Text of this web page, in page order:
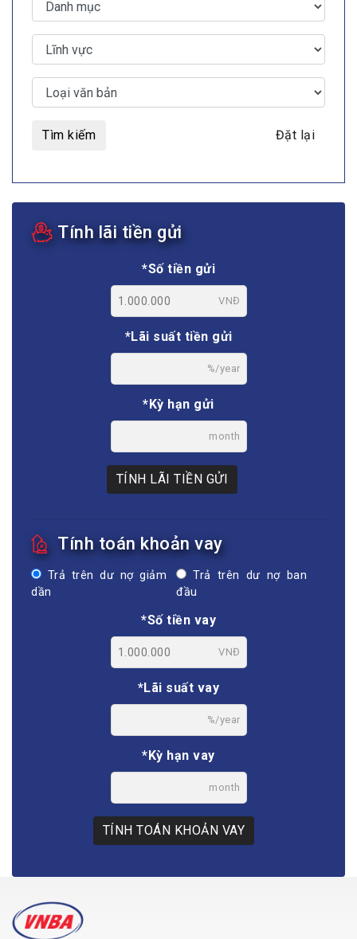
Tìm kiếm Đặt lại
Tính lãi tiền gửi
*Số tiền gửi
VNĐ
*Lãi suất tiền gửi
%/year
*Kỳ hạn gửi
month
TÍNH LÃI TIỀN GỬI
Tính toán khoản vay
Trả trên dư nợ giảm
dần
Trả trên dư nợ ban
đầu
*Số tiền vay
VNĐ
*Lãi suất vay
%/year
*Kỳ hạn vay
month
TÍNH TOÁN KHOẢN VAY